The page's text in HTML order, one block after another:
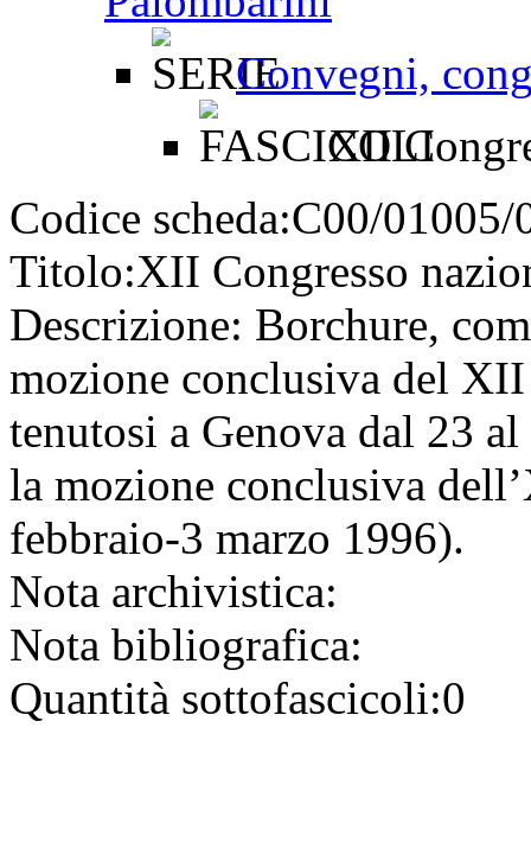
Convegni,
XII
Codice scheda:C00/01005/
Titolo:XII Congresso
Descrizione: Borchure,
mozione conclusiva del
tenutosi a Genova dal 23
la mozione conclusiva
febbraio-3 marzo 1996).
Nota archivistica:
Nota bibliografica:
Quantità sottofascicoli:0